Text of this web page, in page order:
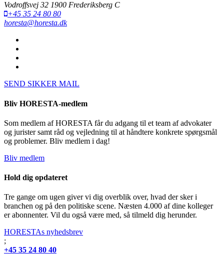
Vodroffsvej 32 1900 Frederiksberg C
+45 35 24 80 80
horesta@horesta.dk
SEND SIKKER MAIL
Bliv HORESTA-medlem
Som medlem af HORESTA får du adgang til et team af advokater
og jurister samt råd og vejledning til at håndtere konkrete spørgsmål
og problemer. Bliv medlem i dag!
Bliv medlem
Hold dig opdateret
Tre gange om ugen giver vi dig overblik over, hvad der sker i
branchen og på den politiske scene. Næsten 4.000 af dine kolleger
er abonnenter. Vil du også være med, så tilmeld dig herunder.
HORESTAs nyhedsbrev
;
+45 35 24 80 40